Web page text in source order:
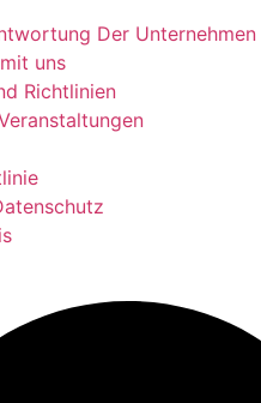
Der Unternehmen
uns
Richtlinien